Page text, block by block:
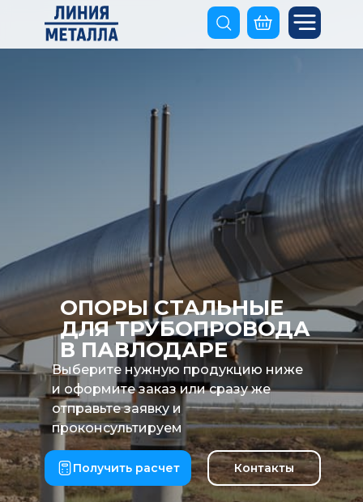
ОПОРЫ СТАЛЬНЫЕ
ДЛЯ ТРУБОПРОВОДА
В ПАВЛОДАРЕ
Выберите нужную продукцию ниже
и оформите заказ или сразу же
отправьте заявку и
проконсультируем
Получить расчет Контакты